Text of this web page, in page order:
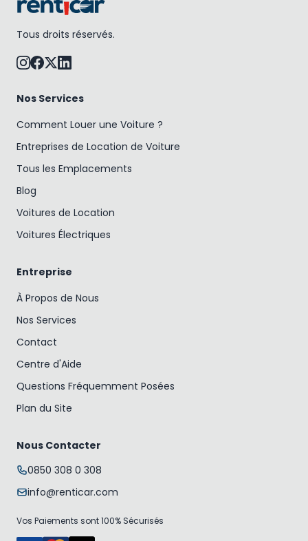
Tous droits réservés.
Nos Services
Comment Louer une Voiture ?
Entreprises de Location de Voiture
Tous les Emplacements
Blog
Voitures de Location
Voitures Électriques
Entreprise
À Propos de Nous
Nos Services
Contact
Centre d'Aide
Questions Fréquemment Posées
Plan du Site
Nous Contacter
0850 308 0 308
info@renticar.com
Vos Paiements sont 100% Sécurisés